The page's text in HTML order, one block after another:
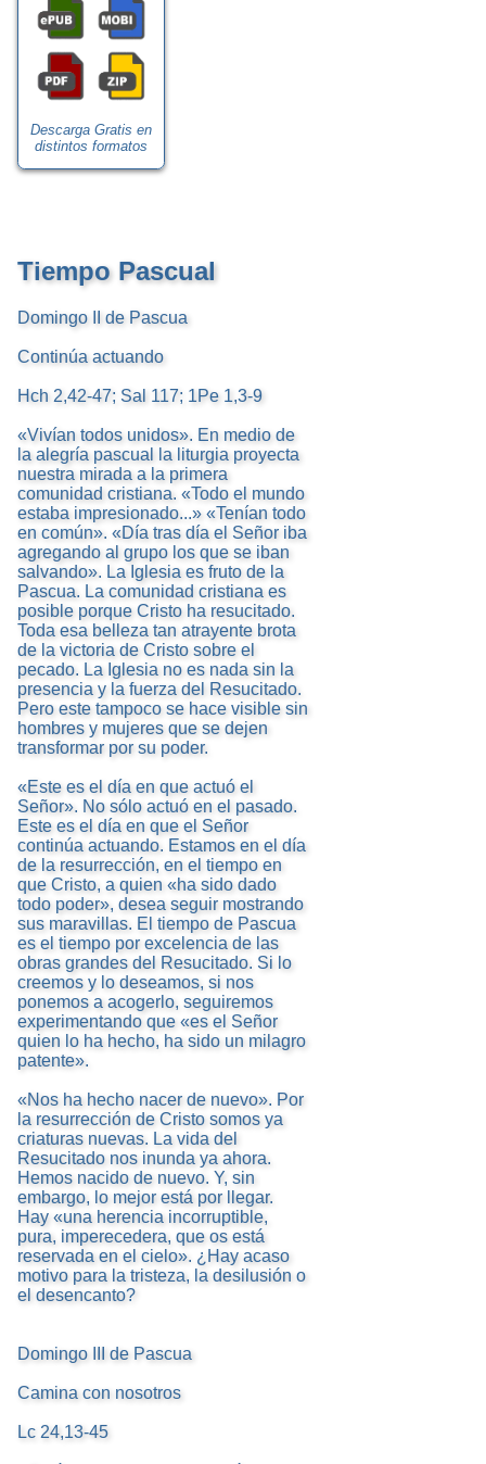
Descarga Gratis en
distintos formatos
Tiempo Pascual
Domingo II de Pascua
Continúa actuando
Hch 2,42-47; Sal 117; 1Pe 1,3-9
«Vivían todos unidos». En medio de
la alegría pascual la liturgia proyecta
nuestra mirada a la primera
comunidad cristiana. «Todo el mundo
estaba impresionado...» «Tenían todo
en común». «Día tras día el Señor iba
agregando al grupo los que se iban
salvando». La Iglesia es fruto de la
Pascua. La comunidad cristiana es
posible porque Cristo ha resucitado.
Toda esa belleza tan atrayente brota
de la victoria de Cristo sobre el
pecado. La Iglesia no es nada sin la
presencia y la fuerza del Resucitado.
Pero este tampoco se hace visible sin
hombres y mujeres que se dejen
transformar por su poder.
«Este es el día en que actuó el
Señor». No sólo actuó en el pasado.
Este es el día en que el Señor
continúa actuando. Estamos en el día
de la resurrección, en el tiempo en
que Cristo, a quien «ha sido dado
todo poder», desea seguir mostrando
sus maravillas. El tiempo de Pascua
es el tiempo por excelencia de las
obras grandes del Resucitado. Si lo
creemos y lo deseamos, si nos
ponemos a acogerlo, seguiremos
experimentando que «es el Señor
quien lo ha hecho, ha sido un milagro
patente».
«Nos ha hecho nacer de nuevo». Por
la resurrección de Cristo somos ya
criaturas nuevas. La vida del
Resucitado nos inunda ya ahora.
Hemos nacido de nuevo. Y, sin
embargo, lo mejor está por llegar.
Hay «una herencia incorruptible,
pura, imperecedera, que os está
reservada en el cielo». ¿Hay acaso
motivo para la tristeza, la desilusión o
el desencanto?
Domingo III de Pascua
Camina con nosotros
Lc 24,13-45